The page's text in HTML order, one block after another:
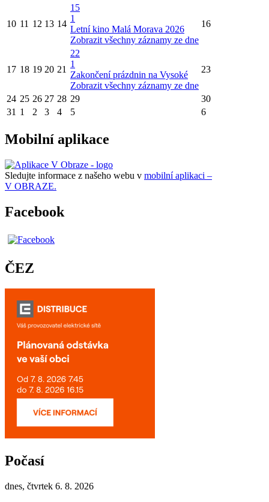
10 11 12 13 14
15
1
Letní kino Malá Morava 2026
Zobrazit všechny záznamy ze dne
16
17 18 19 20 21
22
1
Zakončení prázdnin na Vysoké
Zobrazit všechny záznamy ze dne
23
24 25 26 27 28 29
30
31 1 2 3 4 5 6
Mobilní aplikace
Sledujte informace z našeho webu v mobilní aplikaci –
V OBRAZE.
Facebook
ČEZ
Počasí
dnes, čtvrtek 6. 8. 2026